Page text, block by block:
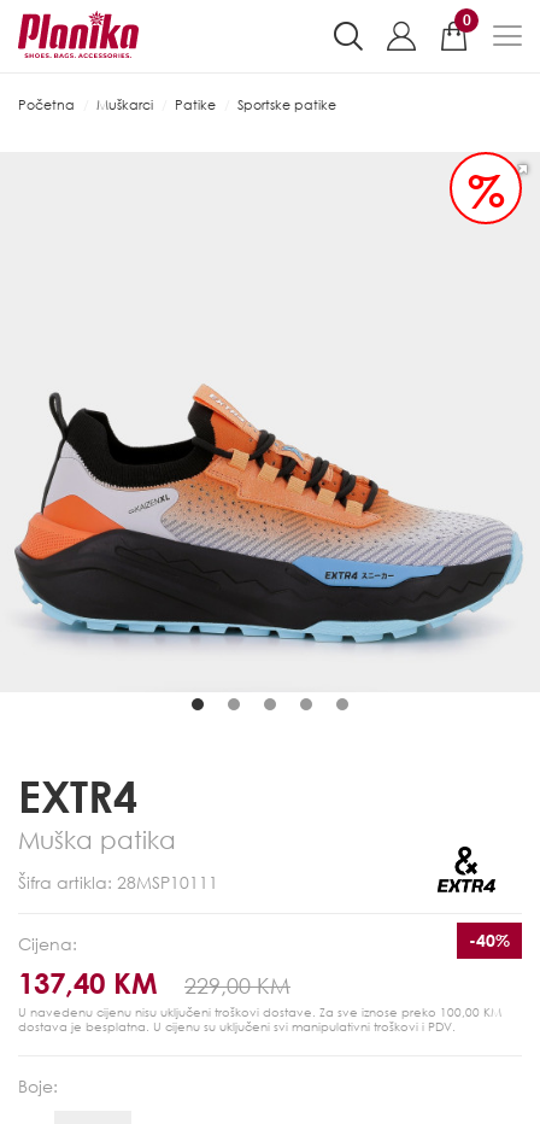
0
Početna Muškarci Patike Sportske patike
%
EXTR4
Muška patika
Šifra artikla: 28MSP10111
Cijena:
137,40 KM 229,00 KM
-40%
U navedenu cijenu nisu uključeni troškovi dostave. Za sve iznose preko 100,00 KM
dostava je besplatna. U cijenu su uključeni svi manipulativni troškovi i PDV.
Boje: